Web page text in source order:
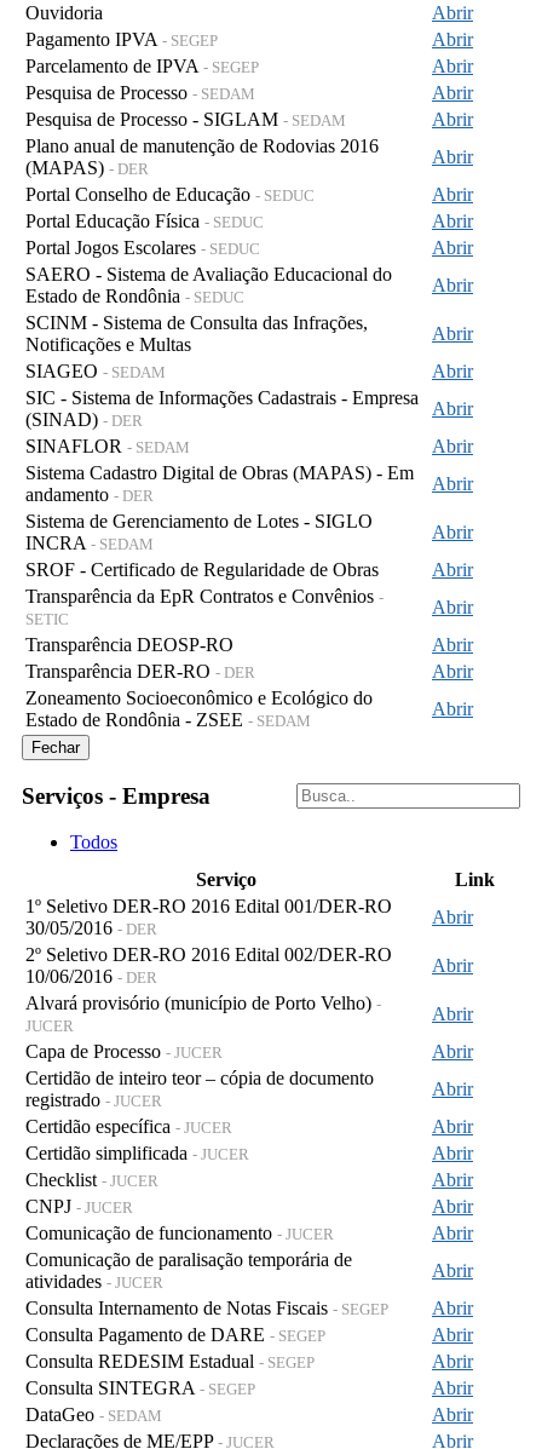
Ouvidoria
Abrir
Pagamento IPVA - SEGEP
Abrir
Parcelamento de IPVA - SEGEP
Abrir
Pesquisa de Processo - SEDAM
Abrir
Pesquisa de Processo - SIGLAM - SEDAM
Abrir
Plano anual de manutenção de Rodovias 2016
(MAPAS) - DER
Abrir
Portal Conselho de Educação - SEDUC
Abrir
Portal Educação Física - SEDUC
Abrir
Portal Jogos Escolares - SEDUC
Abrir
SAERO - Sistema de Avaliação Educacional do
Estado de Rondônia - SEDUC
Abrir
SCINM - Sistema de Consulta das Infrações,
Notificações e Multas
Abrir
SIAGEO - SEDAM
Abrir
SIC - Sistema de Informações Cadastrais - Empresa
(SINAD) - DER
Abrir
SINAFLOR - SEDAM
Abrir
Sistema Cadastro Digital de Obras (MAPAS) - Em
andamento - DER
Abrir
Sistema de Gerenciamento de Lotes - SIGLO
INCRA - SEDAM
Abrir
SROF - Certificado de Regularidade de Obras
Abrir
Transparência da EpR Contratos e Convênios -
SETIC
Abrir
Transparência DEOSP-RO
Abrir
Transparência DER-RO - DER
Abrir
Zoneamento Socioeconômico e Ecológico do
Estado de Rondônia - ZSEE - SEDAM
Abrir
Fechar
Serviços - Empresa
Todos
Serviço
Link
1º Seletivo DER-RO 2016 Edital 001/DER-RO
30/05/2016 - DER
Abrir
2º Seletivo DER-RO 2016 Edital 002/DER-RO
10/06/2016 - DER
Abrir
Alvará provisório (município de Porto Velho) -
JUCER
Abrir
Capa de Processo - JUCER
Abrir
Certidão de inteiro teor – cópia de documento
registrado - JUCER
Abrir
Certidão específica - JUCER
Abrir
Certidão simplificada - JUCER
Abrir
Checklist - JUCER
Abrir
CNPJ - JUCER
Abrir
Comunicação de funcionamento - JUCER
Abrir
Comunicação de paralisação temporária de
atividades - JUCER
Abrir
Consulta Internamento de Notas Fiscais - SEGEP
Abrir
Consulta Pagamento de DARE - SEGEP
Abrir
Consulta REDESIM Estadual - SEGEP
Abrir
Consulta SINTEGRA - SEGEP
Abrir
DataGeo - SEDAM
Abrir
Declarações de ME/EPP - JUCER Abrir